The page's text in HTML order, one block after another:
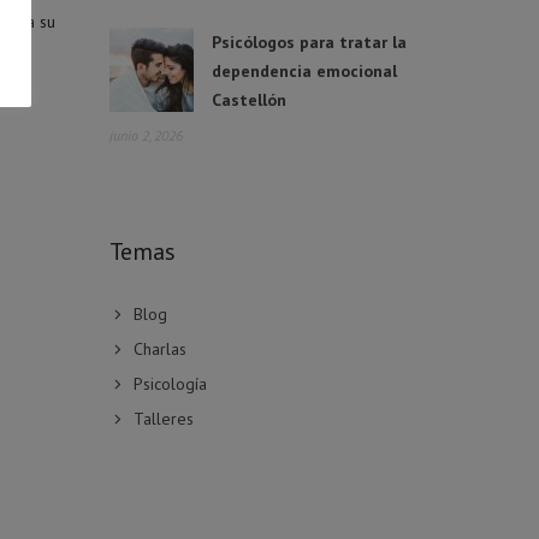
a su
Psicólogos para tratar la
dependencia emocional
Castellón
junio 2, 2026
Temas
Blog
Charlas
Psicología
Talleres